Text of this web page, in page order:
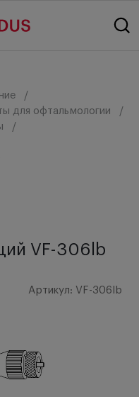
для офтальмологии
VF-306lb
Артикул: VF-306lb